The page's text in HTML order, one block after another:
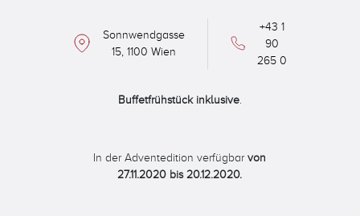
Sonnwendgasse
15, 1100 Wien
+43 1
90
265 0
Buffetfrühstück inklusive.
In der Adventedition verfügbarvon
27.11.2020 bis 20.12.2020.